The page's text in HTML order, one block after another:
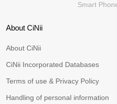
Smart
About CiNii
About CiNii
CiNii Incorporated Databases
Terms of use & Privacy Policy
Handling of personal information